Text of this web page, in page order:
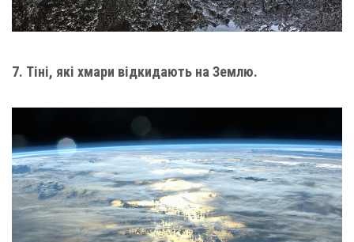
7. Тіні, які хмари відкидають на Землю.